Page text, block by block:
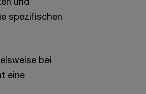
spezifischen
bei
eine